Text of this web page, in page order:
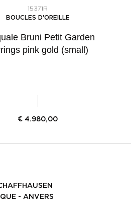
15371R
BOUCLES D'OREILLE
Bruni Petit Garden
pink gold (small)
€ 4.980,00
- ANVERS